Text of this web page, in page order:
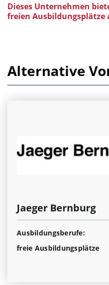
Dieses Unternehmen
freien Ausbildungsplätze
Alternative
Jaeger Bernburg
Ausbildungsberufe:
freie Ausbildungsplätze